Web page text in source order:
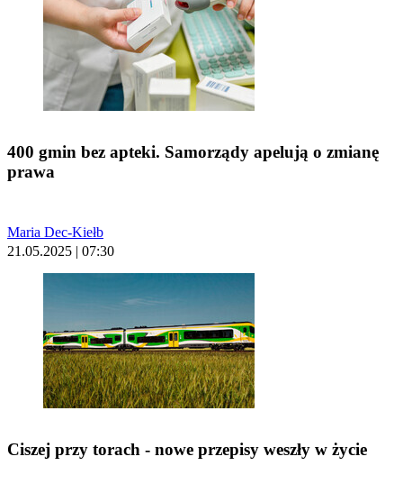
400 gmin bez apteki. Samorządy apelują o zmianę
prawa
Maria Dec-Kiełb
21.05.2025 | 07:30
Ciszej przy torach - nowe przepisy weszły w życie